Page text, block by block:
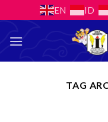
to
content
EN ID
TAG